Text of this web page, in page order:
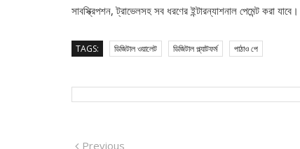
সাবস্ক্রিপশন, ট্রাভেলসহ সব ধরণের ইন্টারন্যাশনাল পেমেন্ট
TAGS: ডিজিটাল ওয়ালেট ডিজিটাল প্ল্যাটফর্ম পাঠাও পে
Previous